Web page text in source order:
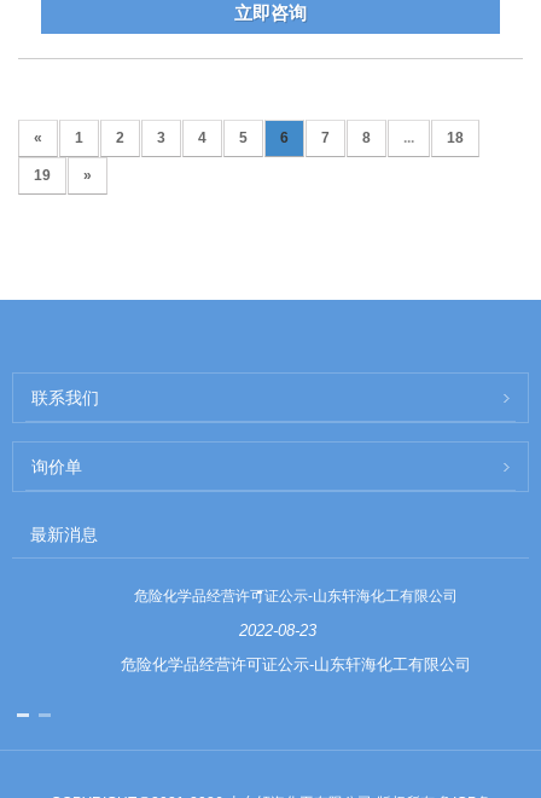
立即咨询
« 1 2 3 4 5 6 7 8 ... 18
19 »
联系我们
询价单
最新消息
危险化学品经营许可证公示-山东轩海化工有限公司
2022-08-23
危险化学品经营许可证公示-山东轩海化工有限公司